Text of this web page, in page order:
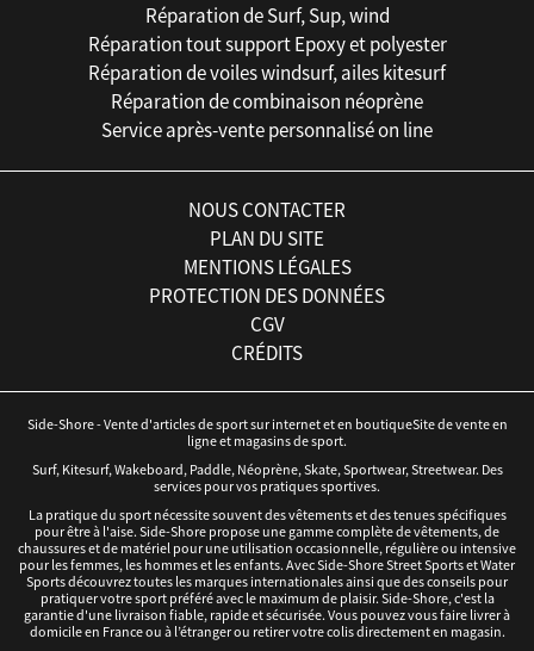
Réparation de Surf, Sup, wind
Réparation tout support Epoxy et polyester
Réparation de voiles windsurf, ailes kitesurf
Réparation de combinaison néoprène
Service après-vente personnalisé on line
NOUS CONTACTER
PLAN DU SITE
MENTIONS LÉGALES
PROTECTION DES DONNÉES
CGV
CRÉDITS
Side-Shore - Vente d'articles de sport sur internet et en boutiqueSite de vente en
ligne et magasins de sport.
Surf, Kitesurf, Wakeboard, Paddle, Néoprène, Skate, Sportwear, Streetwear. Des
services pour vos pratiques sportives.
La pratique du sport nécessite souvent des vêtements et des tenues spécifiques
pour être à l'aise. Side-Shore propose une gamme complète de vêtements, de
chaussures et de matériel pour une utilisation occasionnelle, régulière ou intensive
pour les femmes, les hommes et les enfants. Avec Side-Shore Street Sports et Water
Sports découvrez toutes les marques internationales ainsi que des conseils pour
pratiquer votre sport préféré avec le maximum de plaisir. Side-Shore, c'est la
garantie d'une livraison fiable, rapide et sécurisée. Vous pouvez vous faire livrer à
domicile en France ou à l’étranger ou retirer votre colis directement en magasin.